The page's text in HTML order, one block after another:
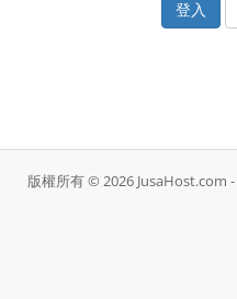
版權所有 © 2026 JusaHost.com